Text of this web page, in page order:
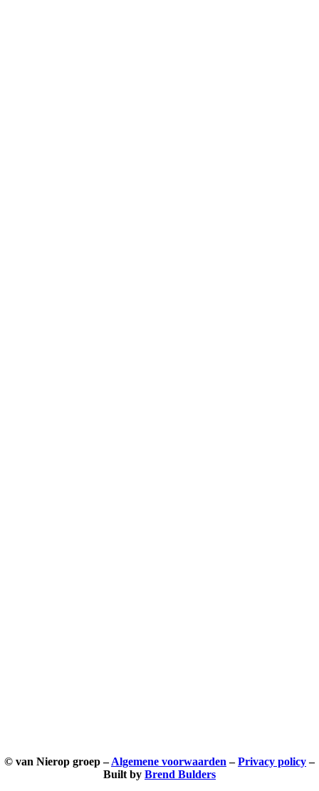
© van Nierop groep –Algemene voorwaarden –Privacy policy–
Built by Brend Bulders